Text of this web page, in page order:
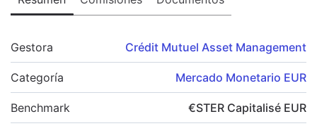
Gestora Crédit Mutuel Asset Management
Categoría Mercado Monetario EUR
Benchmark €STER Capitalisé EUR